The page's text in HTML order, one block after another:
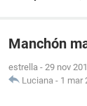
Manchón
estrella - 29 nov
Luciana - 1 mar